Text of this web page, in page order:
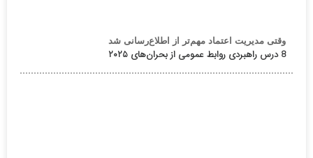
وقتی مدیریت اعتماد مهم‌تر از اطلاع‌رسانی شد
8 درس راهبردی روابط عمومی از بحران‌های ۲۰۲۵